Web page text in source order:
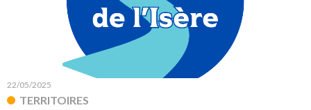
22/05/2025
TERRITOIRES